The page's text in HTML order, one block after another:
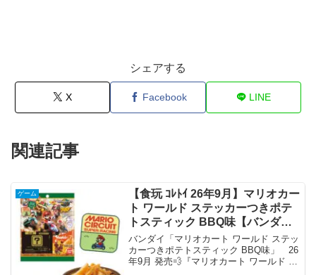
シェアする
X Facebook LINE
関連記事
ゲーム
【食玩 ｺﾚﾄｲ 26年9月】マリオカー
ト ワールド ステッカーつきポテ
トスティック BBQ味【バンダ
イ】
バンダイ「マリオカート ワールド ステッ
カーつきポテトスティック BBQ味」 26
年9月 発売💨『マリオカート ワールド ス